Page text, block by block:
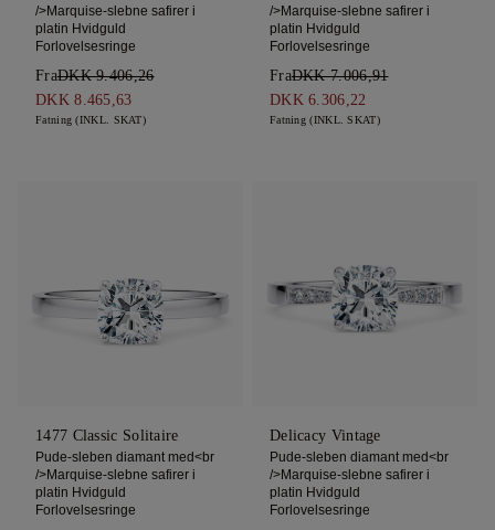
/>Marquise-slebne safirer i
platin Hvidguld
Forlovelsesringe
FraDKK 9.406,26
DKK 8.465,63
Fatning (INKL. SKAT)
/>Marquise-slebne safirer i
platin Hvidguld
Forlovelsesringe
FraDKK 7.006,91
DKK 6.306,22
Fatning (INKL. SKAT)
1477 Classic Solitaire
Pude-sleben diamant med<br
/>Marquise-slebne safirer i
platin Hvidguld
Forlovelsesringe
Delicacy Vintage
Pude-sleben diamant med<br
/>Marquise-slebne safirer i
platin Hvidguld
Forlovelsesringe